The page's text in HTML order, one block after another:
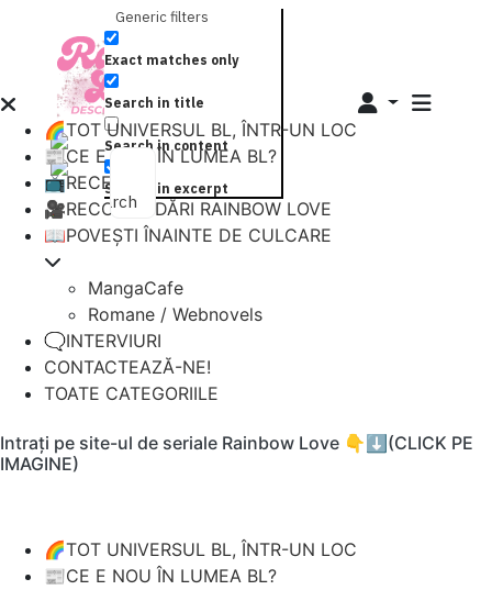
Search
Generic filters
Exact matches only
Search in title
Search in content
Search in excerpt
🌈TOT UNIVERSUL BL, ÎNTR-UN LOC
📰CE E NOU ÎN LUMEA BL?
📺RECENZII
🎥RECOMANDĂRI RAINBOW LOVE
📖POVEȘTI ÎNAINTE DE CULCARE
MangaCafe
Romane / Webnovels
🗨️INTERVIURI
CONTACTEAZĂ-NE!
TOATE CATEGORIILE
Intrați pe site-ul de seriale Rainbow Love 👇⬇️(CLICK PE
IMAGINE)
🌈TOT UNIVERSUL BL, ÎNTR-UN LOC
📰CE E NOU ÎN LUMEA BL?